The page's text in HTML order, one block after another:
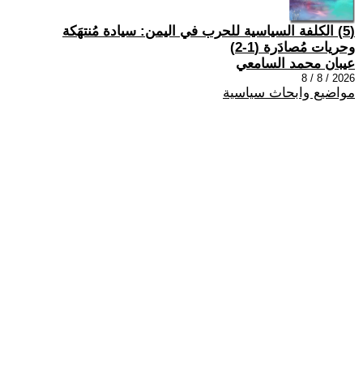
(5) الكلفة السياسية للحرب في اليمن: سيادة مُنتهَكة
وحريات مُصادَرة (1-2)
عيبان محمد السامعي
2026 / 8 / 8
مواضيع وابحاث سياسية